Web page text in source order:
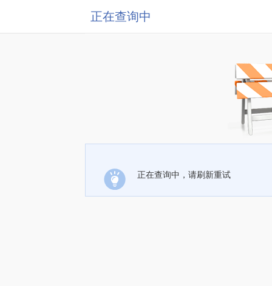
正在查询中
正在查询中，请刷新重试